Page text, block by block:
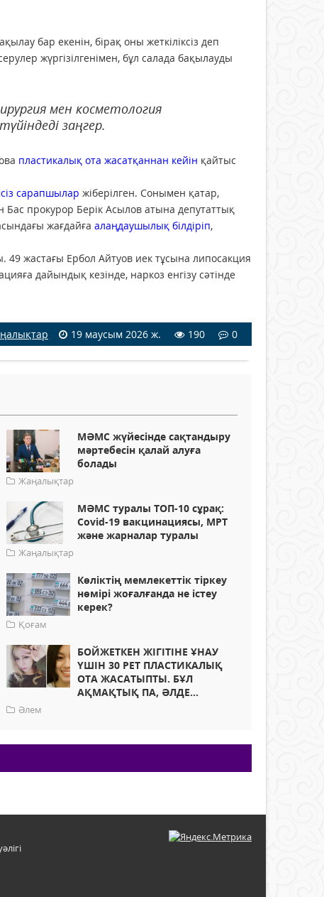
бар екенін, бірақ оны жеткіліксіз деп
жүргізілгенімен, бұл салада бақылауды
мен косметология
заңгер.
пластикалық ота жасатқаннан кейін қайтыс
сарапшылар жіберілген. Сонымен қатар,
прокурор Берік Асылов атына депутаттық
жағдайға алаңдаушылық білдіріп,
49 жастағы Ербол Айтуов иек тұсына липосакция
дайындық кезінде, наркоз енгізу сәтінде
19 маусым 2026 ж. 190 0
МӘМС жүйесінде сақтандыру
мәртебесін қалай алуға
болады
Жаңалықтар
МӘМС туралы ТОП-10 сұрақ:
Сovid-19 вакцинациясы, МРТ
және жарналар туралы
Жаңалықтар
Көліктің мемлекеттік тіркеу
нөмірі жоғалғанда не істеу
керек?
Қоғам
БОЙЖЕТКЕН ЖІГІТІНЕ ҰНАУ
ҮШІН 30 РЕТ ПЛАСТИКАЛЫҚ
ОТА ЖАСАТЫПТЫ. БҰЛ
АҚМАҚТЫҚ ПА, ӘЛДЕ...
Әлем